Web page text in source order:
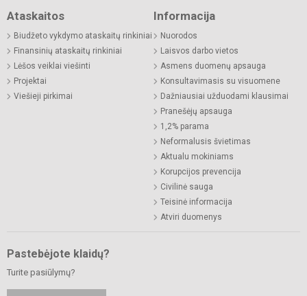
Ataskaitos
Biudžeto vykdymo ataskaitų rinkiniai
Finansinių ataskaitų rinkiniai
Lėšos veiklai viešinti
Projektai
Viešieji pirkimai
Informacija
Nuorodos
Laisvos darbo vietos
Asmens duomenų apsauga
Konsultavimasis su visuomene
Dažniausiai užduodami klausimai
Pranešėjų apsauga
1,2% parama
Neformalusis švietimas
Aktualu mokiniams
Korupcijos prevencija
Civilinė sauga
Teisinė informacija
Atviri duomenys
Pastebėjote klaidų?
Turite pasiūlymų?